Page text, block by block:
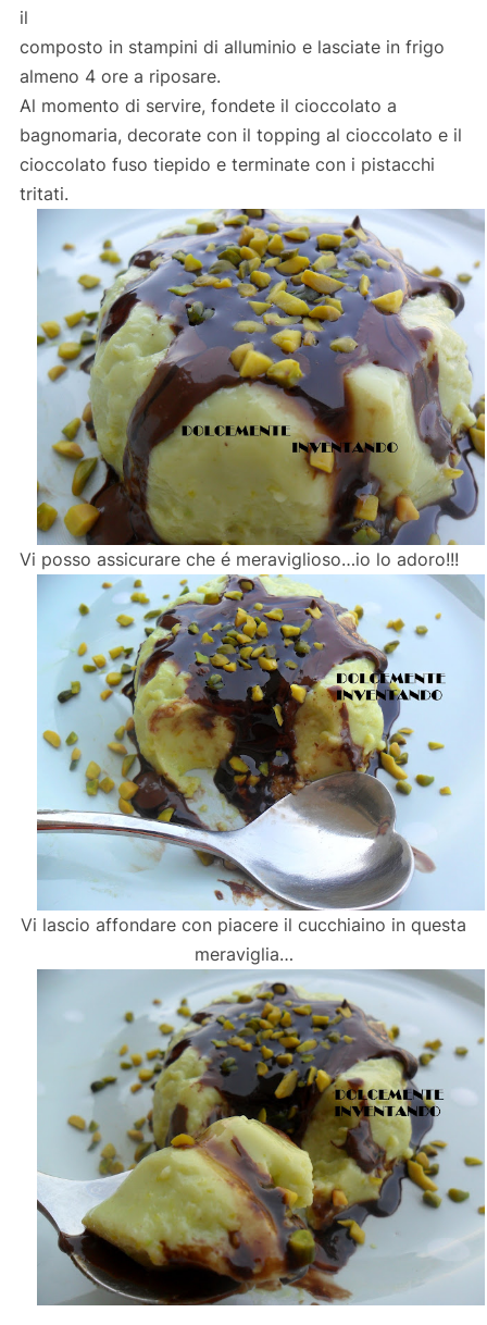
il
composto in stampini di alluminio e lasciate in frigo
almeno 4 ore a riposare.
Al momento di servire, fondete il cioccolato a
bagnomaria, decorate con il topping al cioccolato e il
cioccolato fuso tiepido e terminate con i pistacchi
tritati.
Vi posso assicurare che é meraviglioso…io lo adoro!!!
Vi lascio affondare con piacere il cucchiaino in questa
meraviglia…